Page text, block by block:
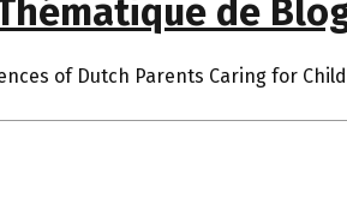
de
of Dutch Parents Caring for